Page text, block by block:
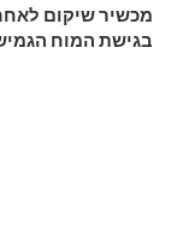
מכשיר שיקום
בגישת המוח